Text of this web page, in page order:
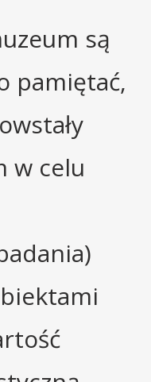
są
pamiętać,
w celu